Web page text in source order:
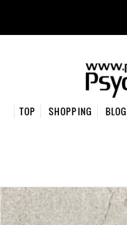
TOP SHOPPING BLOG